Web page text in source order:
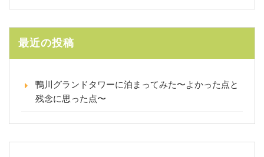
最近の投稿
鴨川グランドタワーに泊まってみた〜よかった点と
残念に思った点〜